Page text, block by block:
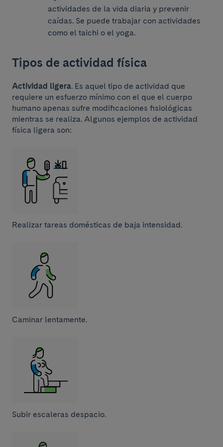
actividades de la vida diaria y prevenir
caídas. Se puede trabajar con actividades
como el taichi o el yoga.
Tipos de actividad física
Actividad ligera. Es aquel tipo de actividad que
requiere un esfuerzo mínimo con el que el cuerpo
humano apenas sufre modificaciones fisiológicas
mientras se realiza. Algunos ejemplos de actividad
física ligera son:
Realizar tareas domésticas de baja intensidad.
Caminar lentamente.
Subir escaleras despacio.